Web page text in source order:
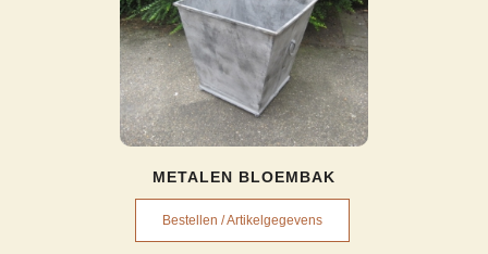
METALEN BLOEMBAK
Bestellen / Artikelgegevens